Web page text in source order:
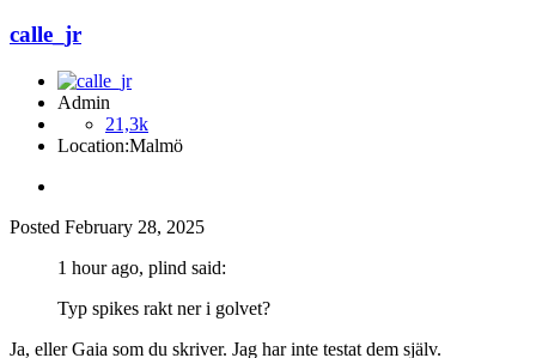
calle_jr
Admin
21,3k
Location:Malmö
Posted February 28, 2025
1 hour ago, plind said:
Typ spikes rakt ner i golvet?
Ja, eller Gaia som du skriver. Jag har inte testat dem själv.